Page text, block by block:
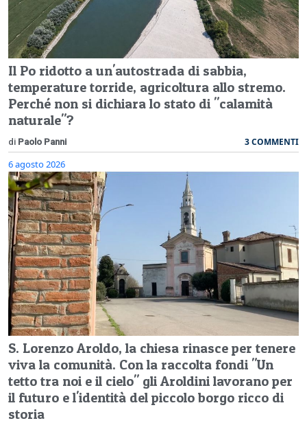
Il Po ridotto a un'autostrada di sabbia,
temperature torride, agricoltura allo stremo.
Perché non si dichiara lo stato di "calamità
naturale"?
di Paolo Panni 3 COMMENTI
6 agosto 2026
S. Lorenzo Aroldo, la chiesa rinasce per tenere
viva la comunità. Con la raccolta fondi "Un
tetto tra noi e il cielo" gli Aroldini lavorano per
il futuro e l'identità del piccolo borgo ricco di
storia